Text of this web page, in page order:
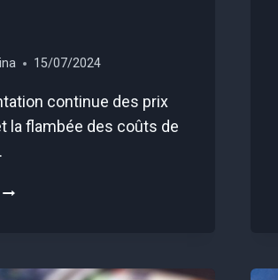
15/07/2024
continue des prix
la flambée des coûts de
CETTE